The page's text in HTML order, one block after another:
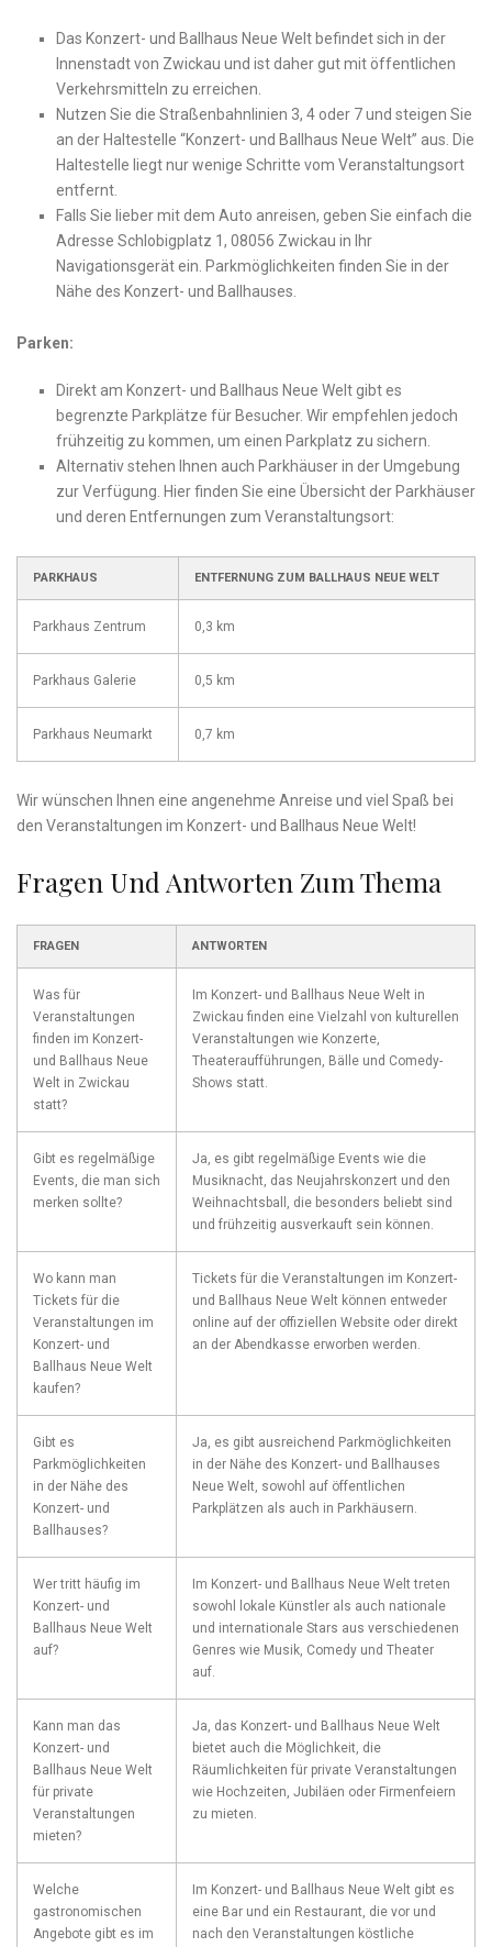
Das Konzert- und Ballhaus Neue Welt befindet ⁤sich in der
Innenstadt⁢ von Zwickau und ist daher gut⁢ mit ⁤öffentlichen
Verkehrsmitteln zu erreichen.
Nutzen ​Sie⁤ die Straßenbahnlinien 3, 4 oder 7 und steigen Sie
‌an‍ der Haltestelle “Konzert- und ​Ballhaus Neue Welt”‌ aus. Die
Haltestelle liegt nur ⁣wenige Schritte vom Veranstaltungsort
entfernt.
Falls Sie lieber mit dem Auto anreisen, geben Sie einfach die
Adresse Schlobigplatz​ 1, 08056 Zwickau in Ihr
Navigationsgerät ein. Parkmöglichkeiten finden Sie in⁤ der​
Nähe des Konzert- und‌ Ballhauses.
Parken:
Direkt ‌am ‌Konzert- und⁢ Ballhaus⁣ Neue Welt gibt es
⁤begrenzte Parkplätze ‍für ‍Besucher. Wir empfehlen ‌jedoch
frühzeitig zu kommen, um‍ einen⁤ Parkplatz zu⁢ sichern.
Alternativ stehen Ihnen auch Parkhäuser in ‍der Umgebung
zur Verfügung. Hier finden ⁣Sie eine Übersicht ⁤der ⁣Parkhäuser
⁢und deren Entfernungen⁤ zum Veranstaltungsort:
PARKHAUS ENTFERNUNG ZUM BALLHAUS⁣ NEUE ⁤WELT
Parkhaus Zentrum 0,3 km
Parkhaus⁣ Galerie 0,5 km
Parkhaus Neumarkt 0,7 km
Wir wünschen Ihnen eine​ angenehme‌ Anreise und viel Spaß bei
den ⁢Veranstaltungen ‌im ​Konzert- ⁣und Ballhaus Neue Welt!
Fragen Und Antworten Zum‌ Thema
FRAGEN ANTWORTEN
Was für
Veranstaltungen‍
finden im Konzert-
und Ballhaus Neue
Welt​ in Zwickau
statt?
Im Konzert- und Ballhaus Neue Welt in
Zwickau finden eine Vielzahl von ⁤kulturellen
Veranstaltungen ⁤wie Konzerte,‌
Theateraufführungen, Bälle und Comedy-
Shows statt.
Gibt es regelmäßige
Events, die‌ man sich
merken sollte?
Ja,‍ es gibt regelmäßige Events ⁢wie die
Musiknacht, das ‌Neujahrskonzert und den
Weihnachtsball, die besonders ⁢beliebt sind‌
und frühzeitig‍ ausverkauft sein können.
Wo kann man
Tickets⁣ für​ die
Veranstaltungen im
Konzert- und
⁢Ballhaus Neue ‌Welt
kaufen?
Tickets für die Veranstaltungen im ‍Konzert-
und Ballhaus Neue ⁤Welt können entweder
online auf der offiziellen Website ⁣oder direkt
an der Abendkasse erworben werden.
Gibt⁤ es
‍Parkmöglichkeiten
in der Nähe des
‍Konzert- und
Ballhauses?
Ja, es gibt ausreichend Parkmöglichkeiten
in⁢ der Nähe‍ des Konzert- und Ballhauses
Neue Welt, sowohl auf öffentlichen
Parkplätzen als ⁤auch ‍in Parkhäusern.
Wer ⁣tritt ⁤häufig im
Konzert- und
Ballhaus Neue ​Welt
auf?
Im ⁢Konzert- und Ballhaus Neue Welt⁤ treten
sowohl lokale Künstler als​ auch nationale
und​ internationale Stars⁢ aus verschiedenen
Genres wie Musik, Comedy und Theater
auf.
Kann man das
Konzert- und
Ballhaus Neue ​Welt
für private
Veranstaltungen
mieten?
Ja, das ‍Konzert- und Ballhaus Neue Welt
‍bietet auch ⁣die Möglichkeit, ⁣die
Räumlichkeiten​ für private Veranstaltungen
wie Hochzeiten, Jubiläen ⁣oder Firmenfeiern
zu mieten.
Welche
⁤gastronomischen
⁣Angebote gibt es im
Im‌ Konzert- und ⁤Ballhaus Neue ⁤Welt gibt es
eine Bar und‍ ein Restaurant, die vor und
‌nach den Veranstaltungen köstliche